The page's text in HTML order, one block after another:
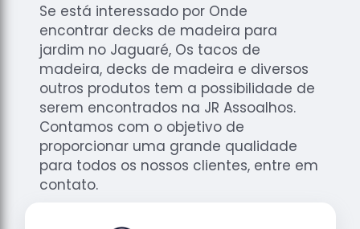
Madeiras
Se está interessado por Onde
encontrar decks de madeira para
jardim no Jaguaré, Os tacos de
madeira, decks de madeira e diversos
outros produtos tem a possibilidade de
serem encontrados na JR Assoalhos.
Contamos com o objetivo de
proporcionar uma grande qualidade
para todos os nossos clientes, entre em
contato.